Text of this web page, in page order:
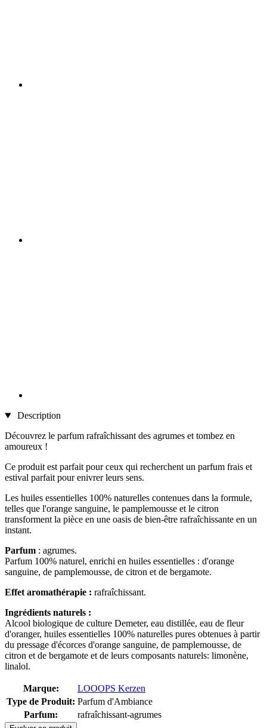
Description
Découvrez le parfum rafraîchissant des agrumes et tombez en
amoureux !
Ce produit est parfait pour ceux qui recherchent un parfum frais et
estival parfait pour enivrer leurs sens.
Les huiles essentielles 100% naturelles contenues dans la formule,
telles que l'orange sanguine, le pamplemousse et le citron
transforment la pièce en une oasis de bien-être rafraîchissante en un
instant.
Parfum : agrumes.
Parfum 100% naturel, enrichi en huiles essentielles : d'orange
sanguine, de pamplemousse, de citron et de bergamote.
Effet aromathérapie : rafraîchissant.
Ingrédients naturels :
Alcool biologique de culture Demeter, eau distillée, eau de fleur
d'oranger, huiles essentielles 100% naturelles pures obtenues à partir
du pressage d'écorces d'orange sanguine, de pamplemousse, de
citron et de bergamote et de leurs composants naturels: limonène,
linalol.
Marque:
LOOOPS Kerzen
Type de Produit: Parfum d'Ambiance
Parfum:
rafraîchissant-agrumes